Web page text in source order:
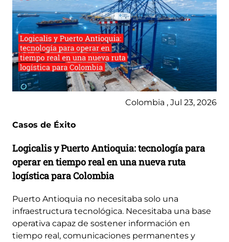
Colombia , Jul 23, 2026
Casos de Éxito
Logicalis y Puerto Antioquia: tecnología para
operar en tiempo real en una nueva ruta
logística para Colombia
Puerto Antioquia no necesitaba solo una
infraestructura tecnológica. Necesitaba una base
operativa capaz de sostener información en
tiempo real, comunicaciones permanentes y